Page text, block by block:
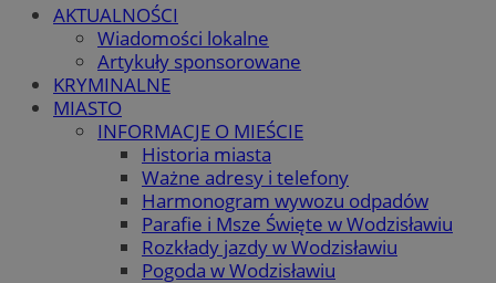
AKTUALNOŚCI
Wiadomości lokalne
Artykuły sponsorowane
KRYMINALNE
MIASTO
INFORMACJE O MIEŚCIE
Historia miasta
Ważne adresy i telefony
Harmonogram wywozu odpadów
Parafie i Msze Święte w Wodzisławiu
Rozkłady jazdy w Wodzisławiu
Pogoda w Wodzisławiu